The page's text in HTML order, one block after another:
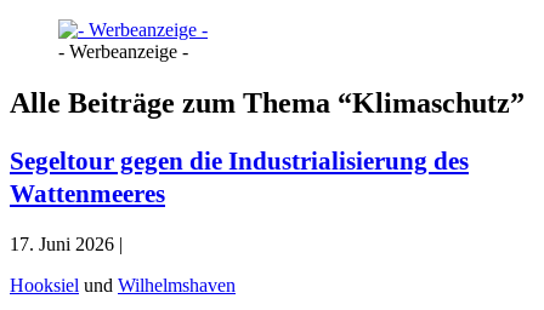
- Werbeanzeige -
Alle Beiträge zum Thema “Klimaschutz”
Segeltour gegen die Industrialisierung des
Wattenmeeres
17. Juni 2026 |
Hooksiel und Wilhelmshaven